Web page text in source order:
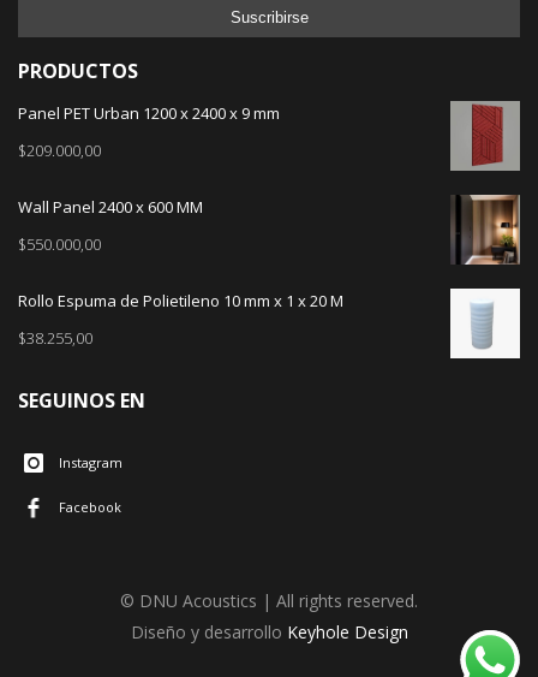
PRODUCTOS
Panel PET Urban 1200 x 2400 x 9 mm
$209.000,00
Wall Panel 2400 x 600 MM
$550.000,00
Rollo Espuma de Polietileno 10 mm x 1 x 20 M
$38.255,00
SEGUINOS EN
Instagram
Facebook
© DNU Acoustics | All rights reserved.
Diseño y desarrollo Keyhole Design